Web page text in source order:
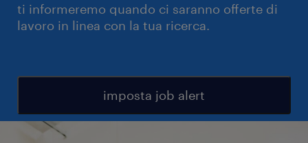
ti informeremo quando ci saranno offerte di
lavoro in linea con la tua ricerca.
imposta job alert